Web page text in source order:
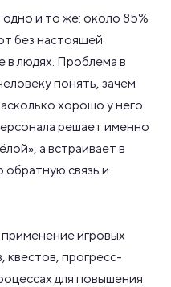
одно и то же: около 85%
без настоящей
в людях. Проблема в
понять, зачем
хорошо у него
решает именно
а встраивает в
связь и
игровых
квестов, прогресс-
для повышения